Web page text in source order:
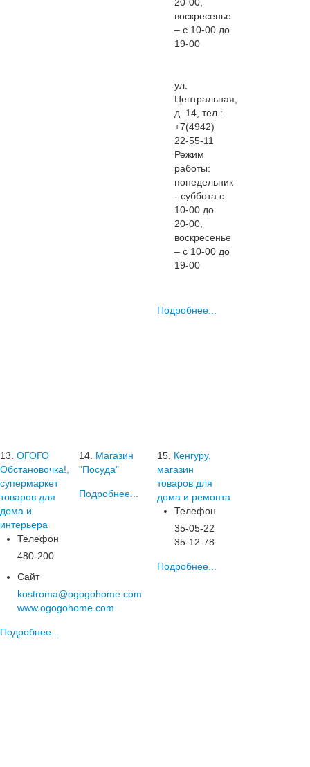
воскресенье
– с 10-00 до
19-00
ул.
Центральная,
д. 14, тел.:
+7(4942)
22-55-11
Режим
работы:
понедельник
- суббота с
10-00 до
20-00,
воскресенье
– с 10-00 до
19-00
Подробнее...
13. ОГОГО
Обстановочка!,
супермаркет
товаров для
дома и
интерьера
Телефон
480-200
Сайт
kostroma@ogogohome.com
www.ogogohome.com
Подробнее...
14. Магазин
"Посуда"
Подробнее...
15. Кенгуру,
магазин
товаров для
дома и ремонта
Телефон
35-05-22
35-12-78
Подробнее...